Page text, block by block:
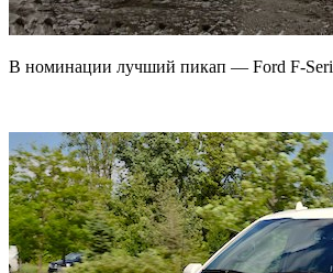
В номинации лучший пикап — Ford F-